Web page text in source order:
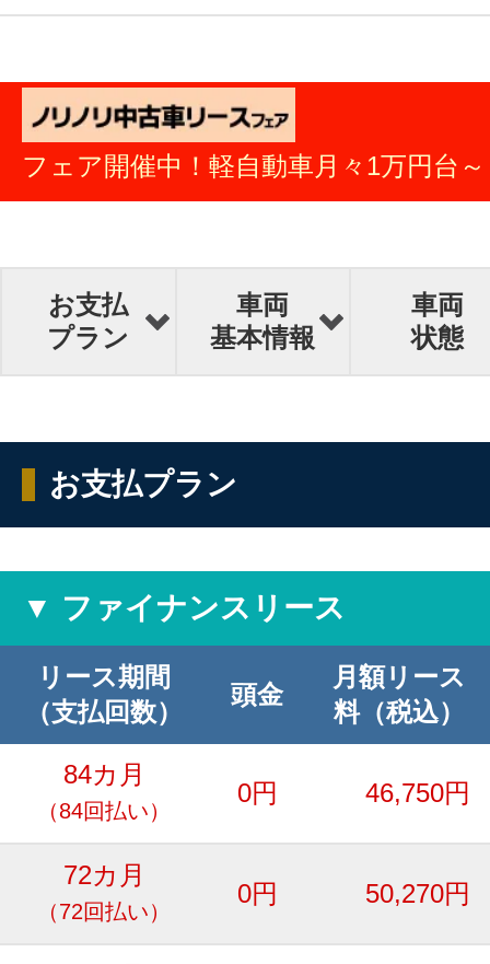
フェア開催中！軽自動車月々1万円台～
お支払
プラン
車両
基本情報
車両
状態
お支払プラン
▼ ファイナンスリース
リース期間
（支払回数）
頭金
月額リース
料（税込）
84カ月
（84回払い）
0円 46,750円
72カ月
（72回払い）
0円 50,270円